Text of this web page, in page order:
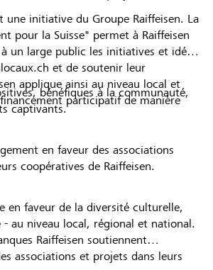
une initiative du Groupe Raiffeisen. La
pour la Suisse" permet à Raiffeisen
un large public les initiatives et idées
et de soutenir leur
applique ainsi au niveau local et
participatif de manière
bénéfiques à la communauté,
captivants.
en faveur des associations
coopératives de Raiffeisen.
en faveur de la diversité culturelle,
- au niveau local, régional et national.
Raiffeisen soutiennent
associations et projets dans leurs